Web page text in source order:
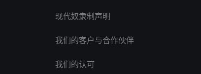
现代奴隶制声明
我们的客户与合作伙伴
我们的认可